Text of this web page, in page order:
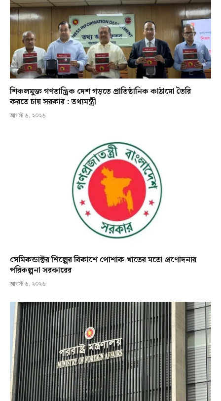
শিকলমুক্ত গণতান্ত্রিক দেশ গড়তে প্রাতিষ্ঠানিক কাঠামো তৈরি
করতে চায় সরকার : তথ্যমন্ত্রী
আগস্ট ৬, ২০২৬
সেমিকন্ডাক্টর শিল্পের বিকাশে পোশাক খাতের মতো প্রণোদনার
পরিকল্পনা সরকারের
আগস্ট ৬, ২০২৬